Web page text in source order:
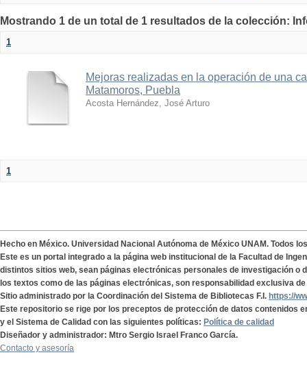
Mostrando 1 de un total de 1 resultados de la colección:
1
Mejoras realizadas en la operación de una
Matamoros, Puebla
Acosta Hernández, José Arturo
1
Hecho en México. Universidad Nacional Autónoma de México UNAM. Todos
Este es un portal integrado a la página web institucional de la Facultad de
distintos sitios web, sean páginas electrónicas personales de investigación o
los textos como de las páginas electrónicas, son responsabilidad exclusiva
Sitio administrado por la Coordinación del Sistema de Bibliotecas F.I. https://
Este repositorio se rige por los preceptos de protección de datos contenidos
y el Sistema de Calidad con las siguientes políticas: Política de calidad
Diseñador y administrador: Mtro Sergio Israel Franco García.
Contacto y asesoría